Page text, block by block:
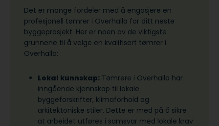
Det er mange fordeler med å engasjere en
profesjonell tømrer i Overhalla for ditt neste
byggeprosjekt. Her er noen av de viktigste
grunnene til å velge en kvalifisert tømrer i
Overhalla:
Lokal kunnskap: Tømrere i Overhalla har
inngående kjennskap til lokale
byggeforskrifter, klimaforhold og
arkitektoniske stiler. Dette er med på å sikre
at arbeidet utføres i samsvar med lokale krav